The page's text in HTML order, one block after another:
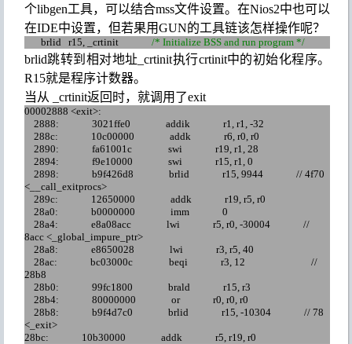
个libgen工具，可以结合mss文件设置。在Nios2中也可以
在IDE中设置，但若果用GUN的工具链该怎样操作呢？
brlid r15, _crtinit /* Initialize BSS and run program */
brlid跳转到相对地址 _crtinit执行crtinit中的初始化程序。
R15就是程序计数器。
当从
_crtinit返回时，就调用了exit
00002888 <exit>:
2888:
3021ffe0 addik
r1, r1, -32
288c: 10c00000 addk
r6, r0, r0
2890:
fa61001c swi
r19, r1, 28
2894:
f9e10000 swi
r15, r1, 0
2898:
b9f426d8 brlid r15, 9944 // 4f70
<__call_exitprocs>
289c: 12650000 addk
r19, r5, r0
28a0: b0000000 imm
0
28a4: e8a08acc lwi r5, r0, -30004
//
8acc <_global_impure_ptr>
28a8: e8650028 lwi
r3, r5, 40
28ac: bc03000c beqi r3, 12
//
28b8
28b0:
99fc1800 brald
r15, r3
28b4:
80000000 or
r0, r0, r0
28b8:
b9f4d7c0 brlid r15, -10304
// 78
<_exit>
28bc:
10b30000 addk r5, r19, r0